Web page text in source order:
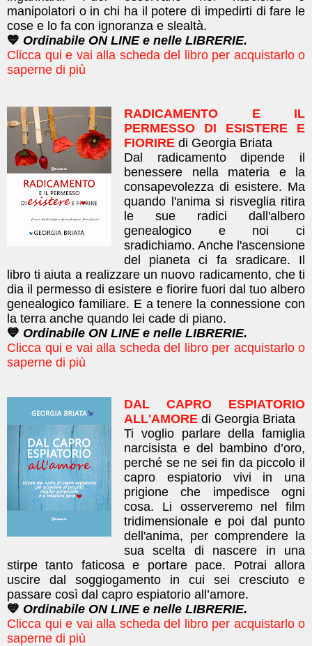
manipolatori o in chi ha il potere di impedirti di fare le
cose e lo fa con ignoranza e slealtà.
💙 Ordinabile ON LINE e nelle LIBRERIE.
Clicca qui e vai alla scheda del libro per acquistarlo o
saperne di più
RADICAMENTO E IL
PERMESSO DI ESISTERE E
FIORIRE di Georgia Briata
Dal radicamento dipende il
benessere nella materia e la
consapevolezza di esistere. Ma
quando l'anima si risveglia ritira
le sue radici dall'albero
genealogico e noi ci
sradichiamo. Anche l'ascensione
del pianeta ci fa sradicare. Il
libro ti aiuta a realizzare un nuovo radicamento, che ti
dia il permesso di esistere e fiorire fuori dal tuo albero
genealogico familiare. E a tenere la connessione con
la terra anche quando lei cade di piano.
💙 Ordinabile ON LINE e nelle LIBRERIE.
Clicca qui e vai alla scheda del libro per acquistarlo o
saperne di più
DAL CAPRO ESPIATORIO
ALL'AMORE di Georgia Briata
Ti voglio parlare della famiglia
narcisista e del bambino d’oro,
perché se ne sei fin da piccolo il
capro espiatorio vivi in una
prigione che impedisce ogni
cosa. Li osserveremo nel film
tridimensionale e poi dal punto
dell'anima, per comprendere la
sua scelta di nascere in una
stirpe tanto faticosa e portare pace. Potrai allora
uscire dal soggiogamento in cui sei cresciuto e
passare così dal capro espiatorio all’amore.
💙 Ordinabile ON LINE e nelle LIBRERIE.
Clicca qui e vai alla scheda del libro per acquistarlo o
saperne di più